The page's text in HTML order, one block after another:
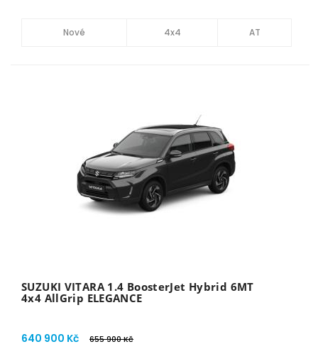
Nové 4x4 AT
SUZUKI VITARA 1.4 BoosterJet Hybrid 6MT
4x4 AllGrip ELEGANCE
640 900 Kč 655 900 Kč